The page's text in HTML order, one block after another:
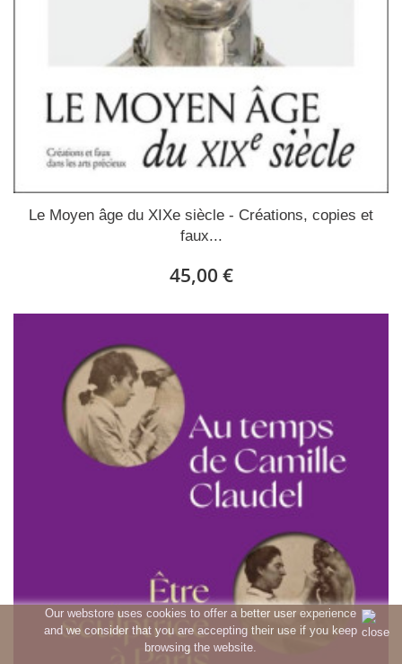
Our webstore uses cookies to offer a better user experience
and we consider that you are accepting their use if you keep
browsing the website.
Le Moyen âge du XIXe siècle - Créations, copies et
faux...
45,00 €